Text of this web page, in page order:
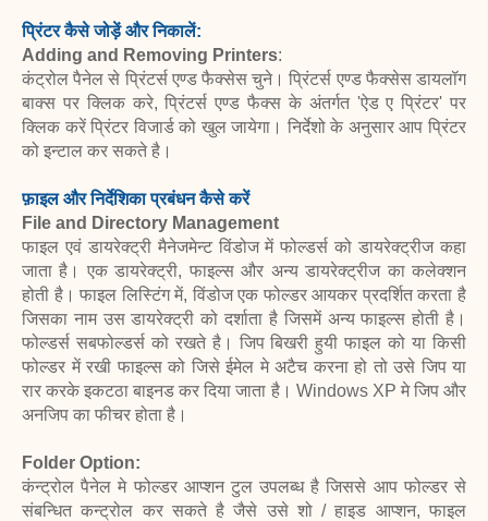
प्रिंटर कैसे जोड़ें और निकालें:
Adding and Removing Printers:
कंट्रोल पैनेल से प्रिंटर्स एण्ड फैक्सेस चुने। प्रिंटर्स एण्ड फैक्सेस डायलॉग
बाक्स पर क्लिक करे, प्रिंटर्स एण्ड फैक्स के अंतर्गत 'ऐड ए प्रिंटर' पर
क्लिक करें प्रिंटर विजार्ड को खुल जायेगा। निर्देशो के अनुसार आप प्रिंटर
को इन्टाल कर सकते है।
फ़ाइल और निर्देशिका प्रबंधन कैसे करें
File and Directory Management
फाइल एवं डायरेक्ट्री मैनेजमेन्ट विंडोज में फोल्डर्स को डायरेक्ट्रीज कहा
जाता है। एक डायरेक्ट्री, फाइल्स और अन्य डायरेक्ट्रीज का कलेक्शन
होती है। फाइल लिस्टिंग में, विंडोज एक फोल्डर आयकर प्रदर्शित करता है
जिसका नाम उस डायरेक्ट्री को दर्शाता है जिसमें अन्य फाइल्स होती है।
फोल्डर्स सबफोल्डर्स को रखते है। जिप बिखरी हुयी फाइल को या किसी
फोल्डर में रखी फाइल्स को जिसे ईमेल मे अटैच करना हो तो उसे जिप या
रार करके इकटठा बाइनड कर दिया जाता है। Windows XP मे जिप और
अनजिप का फीचर होता है।
Folder Option:
कंन्ट्रोल पैनेल मे फोल्डर आप्शन टुल उपलब्ध है जिससे आप फोल्डर से
संबन्धित कन्ट्रोल कर सकते है जैसे उसे शो / हाइड आप्शन, फाइल